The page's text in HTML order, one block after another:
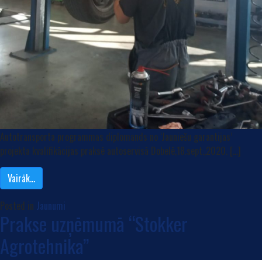
Autotransporta programmas diplomands no ‘Jauniešu garantijas’
projekta kvalifikācijas praksē autoservisā Dobelē,18.sept.,2020. […]
Vairāk…
Posted in Jaunumi
Prakse uzņēmumā “Stokker
Agrotehnika”